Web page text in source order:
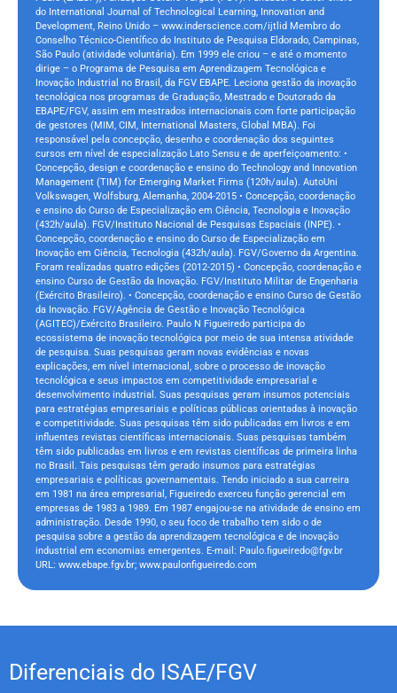
do International Journal of Technological Learning, Innovation and
Development, Reino Unido – www.inderscience.com/ijtlid Membro do
Conselho Técnico-Científico do Instituto de Pesquisa Eldorado, Campinas,
São Paulo (atividade voluntária). Em 1999 ele criou – e até o momento
dirige – o Programa de Pesquisa em Aprendizagem Tecnológica e
Inovação Industrial no Brasil, da FGV EBAPE. Leciona gestão da inovação
tecnológica nos programas de Graduação, Mestrado e Doutorado da
EBAPE/FGV, assim em mestrados internacionais com forte participação
de gestores (MIM, CIM, International Masters, Global MBA). Foi
responsável pela concepção, desenho e coordenação dos seguintes
cursos em nível de especialização Lato Sensu e de aperfeiçoamento: •
Concepção, design e coordenação e ensino do Technology and Innovation
Management (TIM) for Emerging Market Firms (120h/aula). AutoUni
Volkswagen, Wolfsburg, Alemanha, 2004-2015 • Concepção, coordenação
e ensino do Curso de Especialização em Ciência, Tecnologia e Inovação
(432h/aula). FGV/Instituto Nacional de Pesquisas Espaciais (INPE). •
Concepção, coordenação e ensino do Curso de Especialização em
Inovação em Ciência, Tecnologia (432h/aula). FGV/Governo da Argentina.
Foram realizadas quatro edições (2012-2015) • Concepção, coordenação e
ensino Curso de Gestão da Inovação. FGV/Instituto Militar de Engenharia
(Exército Brasileiro). • Concepção, coordenação e ensino Curso de Gestão
da Inovação. FGV/Agência de Gestão e Inovação Tecnológica
(AGITEC)/Exército Brasileiro. Paulo N Figueiredo participa do
ecossistema de inovação tecnológica por meio de sua intensa atividade
de pesquisa. Suas pesquisas geram novas evidências e novas
explicações, em nível internacional, sobre o processo de inovação
tecnológica e seus impactos em competitividade empresarial e
desenvolvimento industrial. Suas pesquisas geram insumos potenciais
para estratégias empresariais e políticas públicas orientadas à inovação
e competitividade. Suas pesquisas têm sido publicadas em livros e em
influentes revistas científicas internacionais. Suas pesquisas também
têm sido publicadas em livros e em revistas científicas de primeira linha
no Brasil. Tais pesquisas têm gerado insumos para estratégias
empresariais e políticas governamentais. Tendo iniciado a sua carreira
em 1981 na área empresarial, Figueiredo exerceu função gerencial em
empresas de 1983 a 1989. Em 1987 engajou-se na atividade de ensino em
administração. Desde 1990, o seu foco de trabalho tem sido o de
pesquisa sobre a gestão da aprendizagem tecnológica e de inovação
industrial em economias emergentes. E-mail: Paulo.figueiredo@fgv.br
URL: www.ebape.fgv.br; www.paulonfigueiredo.com
Diferenciais do ISAE/FGV